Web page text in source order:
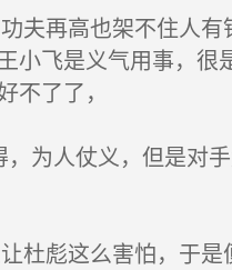
再高也架不住人
小飞是义气用事，很
了了，
为人仗义，但是对
彪这么害怕，于是